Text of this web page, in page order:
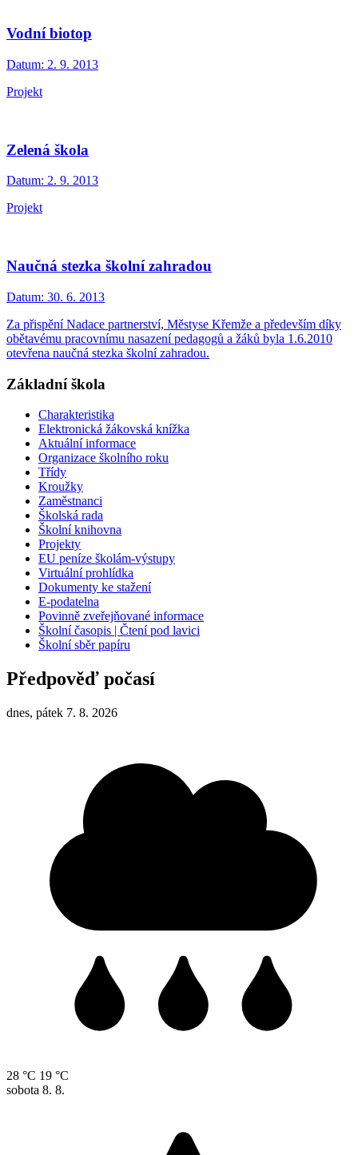
Vodní biotop
Datum: 2. 9. 2013
Projekt
Zelená škola
Datum: 2. 9. 2013
Projekt
Naučná stezka školní zahradou
Datum: 30. 6. 2013
Za přispění Nadace partnerství, Městyse Křemže a především díky
obětavému pracovnímu nasazení pedagogů a žáků byla 1.6.2010
otevřena naučná stezka školní zahradou.
Základní škola
Charakteristika
Elektronická žákovská knížka
Aktuální informace
Organizace školního roku
Třídy
Kroužky
Zaměstnanci
Školská rada
Školní knihovna
Projekty
EU peníze školám-výstupy
Virtuální prohlídka
Dokumenty ke stažení
E-podatelna
Povinně zveřejňované informace
Školní časopis | Čtení pod lavici
Školní sběr papíru
Předpověď počasí
dnes, pátek 7. 8. 2026
28 °C 19 °C
sobota 8. 8.